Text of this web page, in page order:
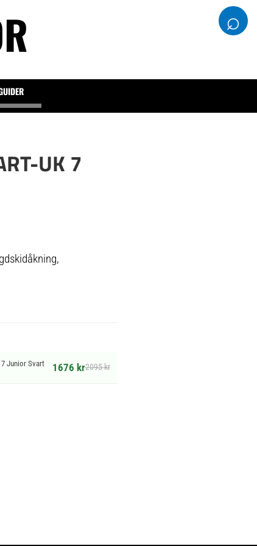
⌕
UK 7
Junior Svart
1676 kr2095 kr